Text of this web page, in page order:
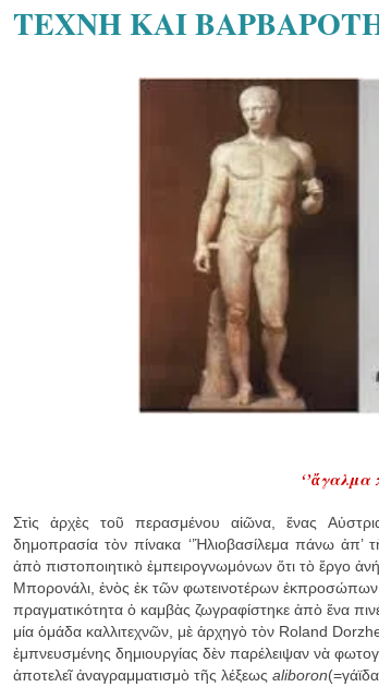
ΤΕΧΝΗ ΚΑΙ
‘’ἄγαλμα
Στὶς ἀρχὲς τοῦ περασμένου αἰῶνα, ἕνας
δημοπρασία τὸν πίνακα ‘’Ἡλιοβασίλεμα πάνω ἀπ’
ἀπὸ πιστοποιητικὸ ἐμπειρογνωμόνων ὅτι τὸ ἔργο
Μπορονάλι, ἑνὸς ἐκ τῶν φωτεινοτέρων ἐκπροσώπων
πραγματικότητα ὁ καμβὰς ζωγραφίστηκε ἀπὸ ἕνα
μία ὁμάδα καλλιτεχνῶν, μὲ ἀρχηγὸ τὸν Roland
ἐμπνευσμένης δημιουργίας δὲν παρέλειψαν νὰ
ἀποτελεῖ ἀναγραμματισμὸ τῆς λέξεως aliboron